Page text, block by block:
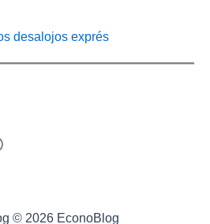
desalojos exprés
© 2026 EconoBlog